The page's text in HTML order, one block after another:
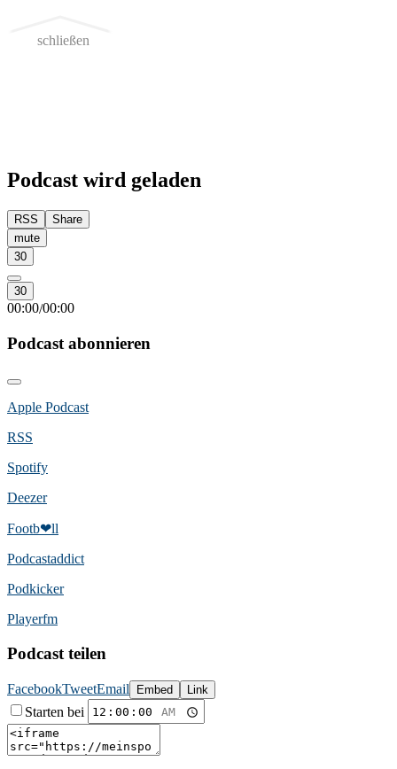
schließen
Podcast wird geladen
RSS
Share
mute
30
30
00:00/00:00
Podcast abonnieren
Apple Podcast
RSS
Spotify
Deezer
Footb❤ll
Podcast­addict
Podkicker
Playerfm
Podcast teilen
FacebookTweetEmail Embed Link
Starten bei